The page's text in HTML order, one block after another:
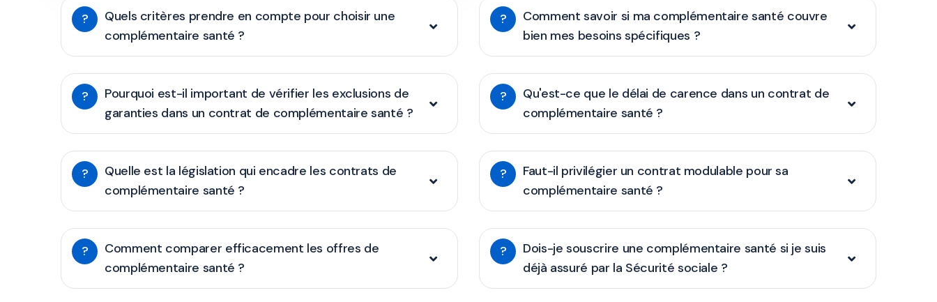
?
Quels critères prendre en compte pour choisir une
complémentaire santé ?
?
Comment savoir si ma complémentaire santé couvre
bien mes besoins spécifiques ?
?
Pourquoi est-il important de vérifier les exclusions de
garanties dans un contrat de complémentaire santé ?
?
Qu'est-ce que le délai de carence dans un contrat de
complémentaire santé ?
?
Quelle est la législation qui encadre les contrats de
complémentaire santé ?
?
Faut-il privilégier un contrat modulable pour sa
complémentaire santé ?
?
Comment comparer efficacement les offres de
complémentaire santé ?
?
Dois-je souscrire une complémentaire santé si je suis
déjà assuré par la Sécurité sociale ?